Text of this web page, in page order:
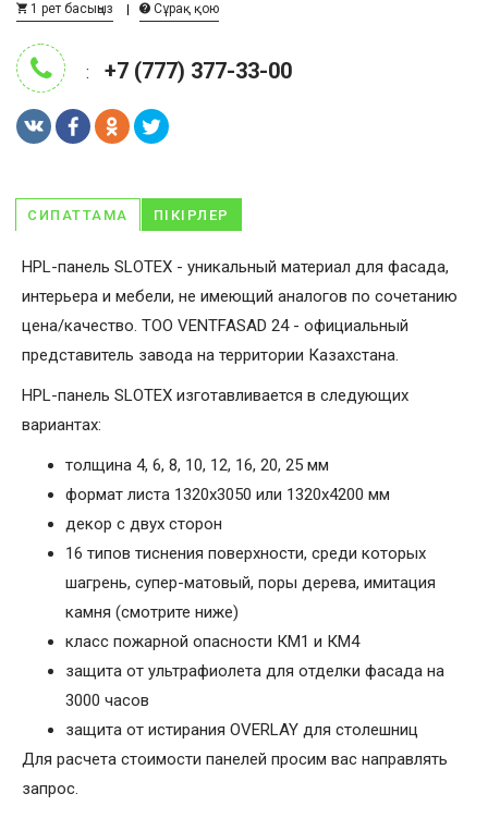
1 рет басыңыз Сұрақ қою
: +7 (777) 377-33-00
СИПАТТАМА ПІКІРЛЕР
HPL-панель SLOTEX - уникальный материал для фасада,
интерьера и мебели, не имеющий аналогов по сочетанию
цена/качество. ТОО VENTFASAD 24 - официальный
представитель завода на территории Казахстана.
HPL-панель SLOTEX изготавливается в следующих
вариантах:
толщина 4, 6, 8, 10, 12, 16, 20, 25 мм
формат листа 1320х3050 или 1320х4200 мм
декор с двух сторон
16 типов тиснения поверхности, среди которых
шагрень, супер-матовый, поры дерева, имитация
камня (смотрите ниже)
класс пожарной опасности КМ1 и КМ4
защита от ультрафиолета для отделки фасада на
3000 часов
защита от истирания OVERLAY для столешниц
Для расчета стоимости панелей просим вас направлять
запрос.